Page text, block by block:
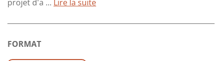
projet d'a ... Lire la suite
FORMAT